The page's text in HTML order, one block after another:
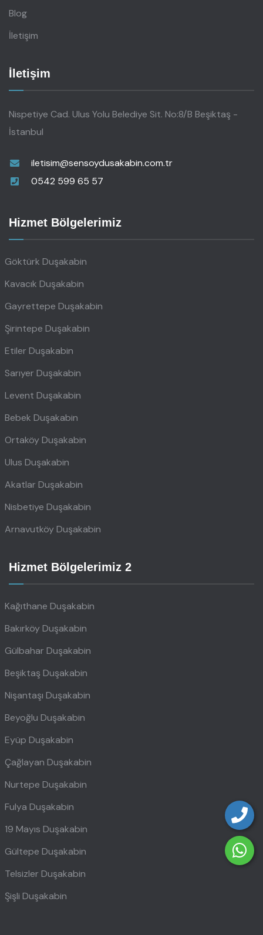
Blog
İletişim
İletişim
Nispetiye Cad. Ulus Yolu Belediye Sit. No:8/B Beşiktaş -
İstanbul
iletisim@sensoydusakabin.com.tr
0542 599 65 57
Hizmet Bölgelerimiz
Göktürk Duşakabin
Kavacık Duşakabin
Gayrettepe Duşakabin
Şirintepe Duşakabin
Etiler Duşakabin
Sarıyer Duşakabin
Levent Duşakabin
Bebek Duşakabin
Ortaköy Duşakabin
Ulus Duşakabin
Akatlar Duşakabin
Nisbetiye Duşakabin
Arnavutköy Duşakabin
Hizmet Bölgelerimiz 2
Kağıthane Duşakabin
Bakırköy Duşakabin
Gülbahar Duşakabin
Beşiktaş Duşakabin
Nişantaşı Duşakabin
Beyoğlu Duşakabin
Eyüp Duşakabin
Çağlayan Duşakabin
Nurtepe Duşakabin
Fulya Duşakabin
19 Mayıs Duşakabin
Gültepe Duşakabin
Telsizler Duşakabin
Şişli Duşakabin